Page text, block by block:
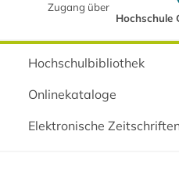
Zugang über
Hochschule
Hochschulbibliothek
Onlinekataloge
Elektronische